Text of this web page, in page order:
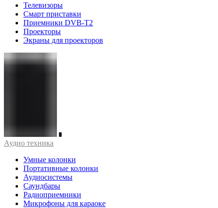
Телевизоры
Смарт приставки
Приемники DVB-T2
Проекторы
Экраны для проекторов
Аудио техника
Умные колонки
Портативные колонки
Аудиосистемы
Саундбары
Радиоприемники
Микрофоны для караоке